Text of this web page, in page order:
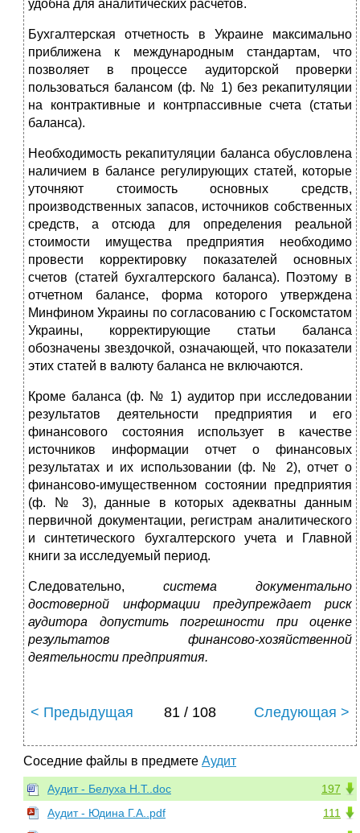
удоб­на для аналитических расчетов.
Бухгалтерская отчетность в Украине максимально
при­ближена к международным стандартам, что
позволяет в процессе аудиторской проверки
пользоваться балансом (ф. № 1) без рекапитуляции
на контрактивные и контрпас­сивные счета (статьи
баланса).
Необходимость рекапитуляции баланса обусловлена
на­личием в балансе регулирующих статей, которые
уточня­ют стоимость основных средств,
производственных запасов, источников собственных
средств, а отсюда для определения реальной
стоимости имущества предприятия необходимо
провести корректировку показателей основных
счетов (ста­тей бухгалтерского баланса). Поэтому в
отчетном балансе, форма которого утверждена
Минфином Украины по согла­сованию с Госкомстатом
Украины, корректирующие ста­тьи баланса
обозначены звездочкой, означающей, что пока­затели
этих статей в валюту баланса не включаются.
Кроме баланса (ф. № 1) аудитор при исследовании
резуль­татов деятельности предприятия и его
финансового состоя­ния использует в качестве
источников информации отчет о финансовых
результатах и их использовании (ф. № 2), отчет о
финансово-имущественном состоянии предприятия
(ф. № 3), данные в которых адекватны данным
первичной документа­ции, регистрам аналитического
и синтетического бухгалтер­ского учета и Главной
книги за исследуемый период.
Следовательно, система документально
достоверной информации предупреждает риск
аудитора допустить погрешности при оценке
результатов финансово-хозяй­ственной
деятельности предприятия.
< Предыдущая 81 / 108 Следующая >
Соседние файлы в предмете Аудит
197
Аудит - Белуха Н.Т..doc
111
Аудит - Юдина Г.А..pdf